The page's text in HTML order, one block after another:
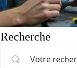
Recherche